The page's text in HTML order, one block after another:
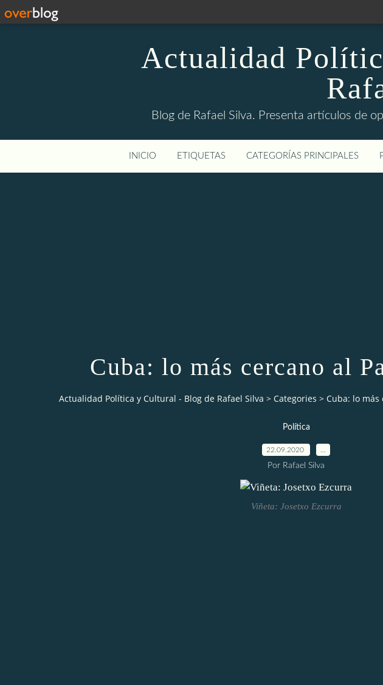
Actualidad
Blog de Rafael Silva. Presenta artículos de
INICIO ETIQUETAS CATEGORÍAS PRINCIPALES
Cuba: lo más cercano al
Actualidad Política y Cultural - Blog de Rafael Silva > Categories > Cuba: lo más
Política
22.09.2020
Por Rafael Silva
Viñeta: Josetxo Ezcurra